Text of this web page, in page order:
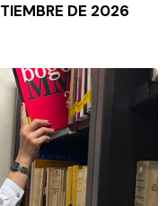
DE 2026